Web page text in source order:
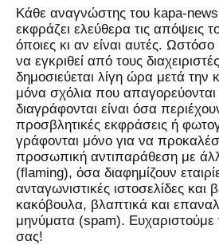
Kάθε αναγνώστης του kapa-
εκφράζει ελεύθερα τις απόψεις
όποιες κι αν είναι αυτές.
να εγκριθεί από τους
δημοσιεύεται λίγη ώρα μετά
μόνα σχόλια που απαγορεύονται
διαγράφονται είναι όσα
προσβλητικές εκφράσεις ή
γράφονται μόνο για να
προσωπική αντιπαράθεση με
(flaming), όσα διαφημίζουν
ανταγωνιστικές ιστοσελίδες και
κακόβουλα, βλαπτικά και
μηνύματα (spam). Ευχαριστούμε
σας!